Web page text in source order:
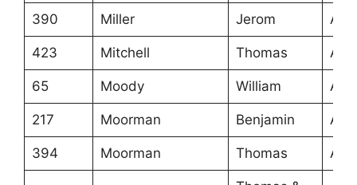
390 Miller Jerom
423 Mitchell Thomas
65 Moody William
217 Moorman Benjamin
394 Moorman Thomas